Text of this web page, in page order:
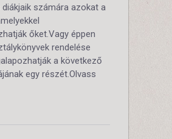
diákjaik számára azokat a
őket.Vagy éppen
rendelése
a következő
egy részét.Olvass